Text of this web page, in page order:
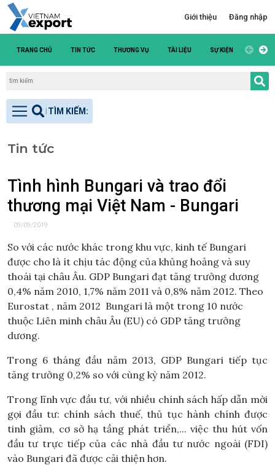
Giới thiệu Đăng nhập
TRANG CHỦ TIN TỨC THƯƠNG VỤ TÀI LIỆU SỰ KIỆN DANH
Tin tức
Tình hình Bungari và trao đổi
thương mại Việt Nam - Bungari
09/09/2019
So với các nước khác trong khu vực, kinh tế Bungari
được cho là ít chịu tác động của khủng hoảng và suy
thoái tại châu Âu. GDP Bungari đạt tăng trưởng dương
0,4% năm 2010, 1,7% năm 2011 và 0,8% năm 2012. Theo
Eurostat , năm 2012 Bungari là một trong 10 nước
thuộc Liên minh châu Âu (EU) có GDP tăng trưởng
dương.
Trong 6 tháng đầu năm 2013, GDP Bungari tiếp tục
tăng trưởng 0,2% so với cùng kỳ năm 2012.
Trong lĩnh vực đầu tư, với nhiều chính sách hấp dẫn mời
gọi đầu tư: chính sách thuế, thủ tục hành chính được
tinh giảm, cơ sở hạ tầng phát triển,... việc thu hút vốn
đầu tư trực tiếp của các nhà đầu tư nước ngoài (FDI)
vào Bungari đã được cải thiện hơn.